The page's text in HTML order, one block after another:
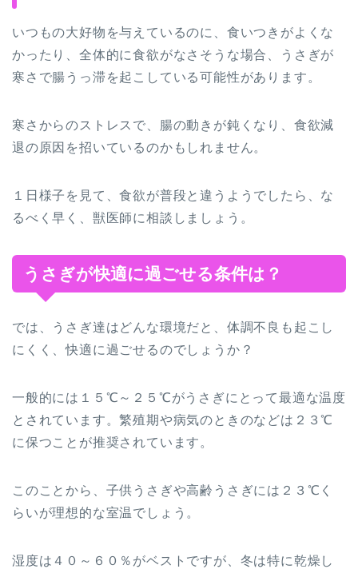
いつもの大好物を与えているのに、食いつきがよくな
かったり、全体的に食欲がなさそうな場合、うさぎが
寒さで腸うっ滞を起こしている可能性があります。
寒さからのストレスで、腸の動きが鈍くなり、食欲減
退の原因を招いているのかもしれません。
１日様子を見て、食欲が普段と違うようでしたら、な
るべく早く、獣医師に相談しましょう。
うさぎが快適に過ごせる条件は？
では、うさぎ達はどんな環境だと、体調不良も起こし
にくく、快適に過ごせるのでしょうか？
一般的には１５℃～２５℃がうさぎにとって最適な温度
とされています。繁殖期や病気のときのなどは２３℃
に保つことが推奨されています。
このことから、子供うさぎや高齢うさぎには２３℃く
らいが理想的な室温でしょう。
湿度は４０～６０％がベストですが、冬は特に乾燥し